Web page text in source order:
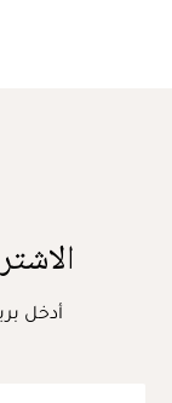
أدخل